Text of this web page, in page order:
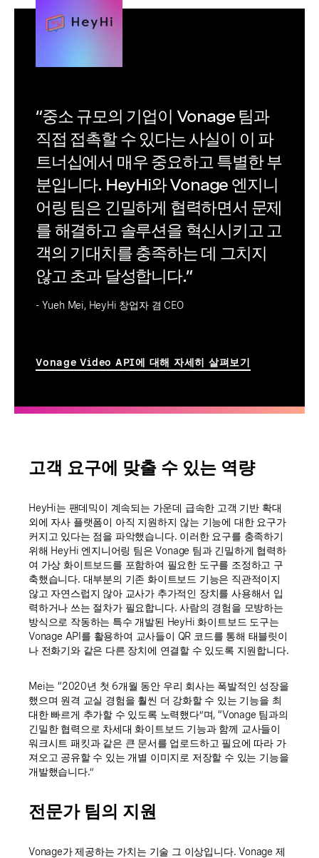
“중소 규모의 기업이 Vonage 팀과
직접 접촉할 수 있다는 사실이 이 파
트너십에서 매우 중요하고 특별한 부
분입니다. HeyHi와 Vonage 엔지니
어링 팀은 긴밀하게 협력하면서 문제
를 해결하고 솔루션을 혁신시키고 고
객의 기대치를 충족하는 데 그치지
않고 초과 달성합니다.”
- Yueh Mei, HeyHi 창업자 겸 CEO
Vonage Video API에 대해 자세히 살펴보기
고객 요구에 맞출 수 있는 역량
HeyHi는 팬데믹이 계속되는 가운데 급속한 고객 기반 확대
외에 자사 플랫폼이 아직 지원하지 않는 기능에 대한 요구가
커지고 있다는 점을 파악했습니다. 이러한 요구를 충족하기
위해 HeyHi 엔지니어링 팀은 Vonage 팀과 긴밀하게 협력하
여 가상 화이트보드를 포함하여 필요한 도구를 조정하고 구
축했습니다. 대부분의 기존 화이트보드 기능은 직관적이지
않고 자연스럽지 않아 교사가 추가적인 장치를 사용해서 입
력하거나 쓰는 절차가 필요합니다. 사람의 경험을 모방하는
방식으로 작동하는 특수 개발된 HeyHi 화이트보드 도구는
Vonage API를 활용하여 교사들이 QR 코드를 통해 태블릿이
나 전화기와 같은 다른 장치에 연결할 수 있도록 지원합니다.
Mei는 “2020년 첫 6개월 동안 우리 회사는 폭발적인 성장을
했으며 원격 교실 경험을 훨씬 더 강화할 수 있는 기능을 최
대한 빠르게 추가할 수 있도록 노력했다”며, “Vonage 팀과의
긴밀한 협력으로 차세대 화이트보드 기능과 함께 교사들이
워크시트 패킷과 같은 큰 문서를 업로드하고 필요에 따라 가
져오고 공유할 수 있는 개별 이미지로 저장할 수 있는 기능을
개발했습니다.”
전문가 팀의 지원
Vonage가 제공하는 가치는 기술 그 이상입니다. Vonage 제